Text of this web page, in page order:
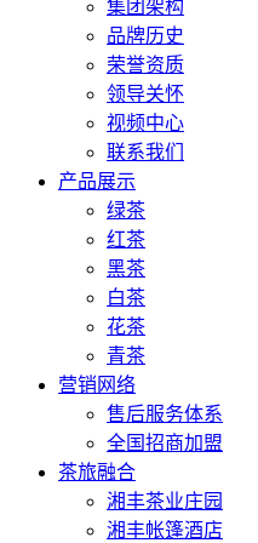
集团架构
品牌历史
荣誉资质
领导关怀
视频中心
联系我们
产品展示
绿茶
红茶
黑茶
白茶
花茶
青茶
营销网络
售后服务体系
全国招商加盟
茶旅融合
湘丰茶业庄园
湘丰帐篷酒店